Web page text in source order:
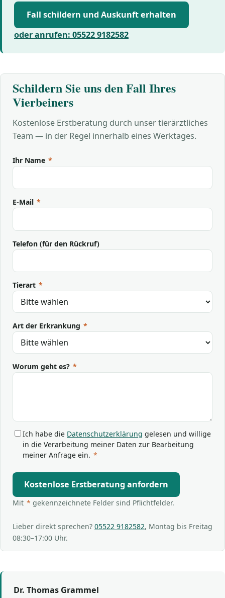
Fall schildern und Auskunft erhalten
oder anrufen: 05522 9182582
Schildern Sie uns den Fall Ihres
Vierbeiners
Kostenlose Erstberatung durch unser tierärztliches
Team — in der Regel innerhalb eines Werktages.
Ihr Name *
E-Mail *
Telefon (für den Rückruf)
Tierart *
Art der Erkrankung *
Worum geht es? *
Ich habe die Datenschutzerklärung gelesen und willige
in die Verarbeitung meiner Daten zur Bearbeitung
meiner Anfrage ein. *
Kostenlose Erstberatung anfordern
Mit * gekennzeichnete Felder sind Pflichtfelder.
Lieber direkt sprechen? 05522 9182582, Montag bis Freitag
08:30–17:00 Uhr.
Dr. Thomas Grammel